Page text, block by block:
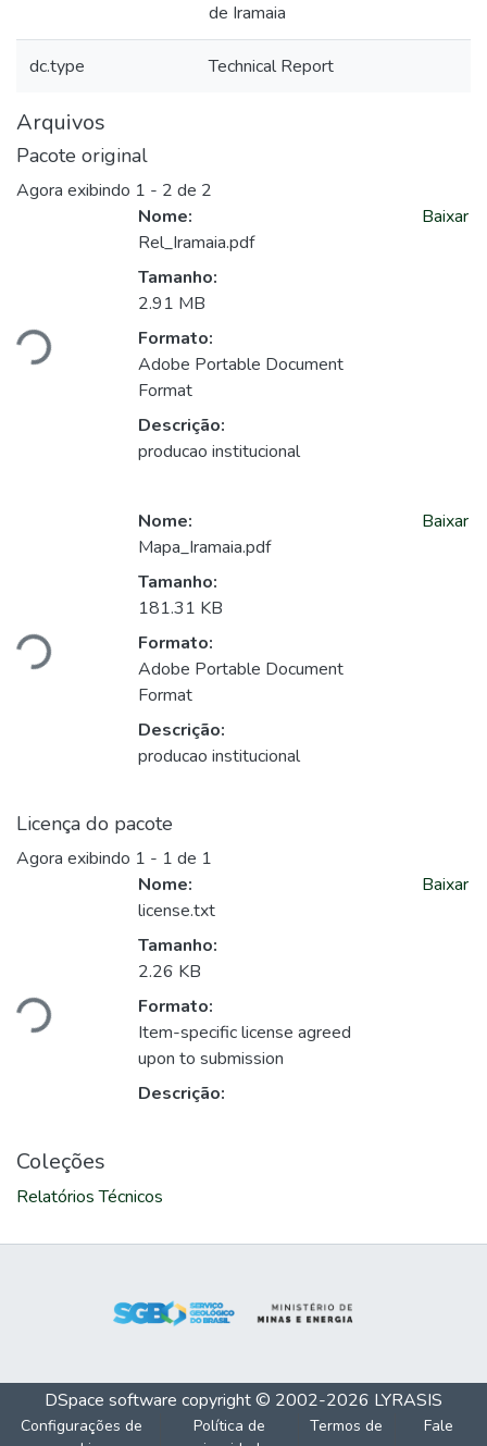
de Iramaia
dc.type Technical Report
Arquivos
Pacote original
Agora exibindo 1 - 2 de 2
Nome:
Rel_Iramaia.pdf
Tamanho:
2.91 MB
Formato:
Adobe Portable Document
Format
Descrição:
producao institucional
Baixar
Nome:
Mapa_Iramaia.pdf
Tamanho:
181.31 KB
Formato:
Adobe Portable Document
Format
Descrição:
producao institucional
Baixar
Licença do pacote
Agora exibindo 1 - 1 de 1
Nome:
license.txt
Tamanho:
2.26 KB
Formato:
Item-specific license agreed
upon to submission
Descrição:
Baixar
Coleções
Relatórios Técnicos
DSpace software copyright © 2002-2026 LYRASIS
Configurações de
Política de
Termos de
Fale